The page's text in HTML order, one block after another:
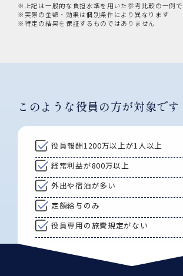
※上記は一般的な負担水準を用いた参考比較の一例
※実際の金額・効果は個別条件により異なります
※特定の結果を保証するものではありません
このような役員の方が対象です
役員報酬1200万以上が1人以上
経常利益が800万以上
外出や宿泊が多い
定額給与のみ
役員専用の旅費規定がない